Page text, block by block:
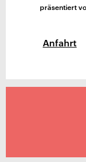
präsentiert
Anfahrt